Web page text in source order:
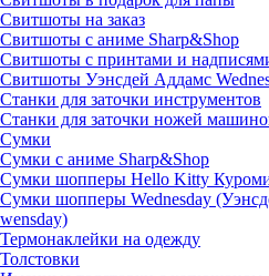
Свитшоты на заказ
Свитшоты с аниме Sharp&Shop
Свитшоты с принтами и
Свитшоты Уэнсдей Аддамс
Станки для заточки инструментов
Станки для заточки ножей
Сумки
Сумки с аниме Sharp&Shop
Сумки шопперы Hello Kitty
Сумки шопперы Wednesday
wensday)
Термонаклейки на одежду
Толстовки